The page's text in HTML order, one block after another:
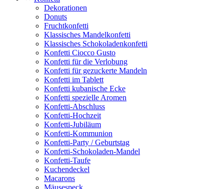
Dekorationen
Donuts
Fruchtkonfetti
Klassisches Mandelkonfetti
Klassisches Schokoladenkonfetti
Konfetti Ciocco Gusto
Konfetti für die Verlobung
Konfetti für gezuckerte Mandeln
Konfetti im Tablett
Konfetti kubanische Ecke
Konfetti spezielle Aromen
Konfetti-Abschluss
Konfetti-Hochzeit
Konfetti-Jubiläum
Konfetti-Kommunion
Konfetti-Party / Geburtstag
Konfetti-Schokoladen-Mandel
Konfetti-Taufe
Kuchendeckel
Macarons
Mäusespeck